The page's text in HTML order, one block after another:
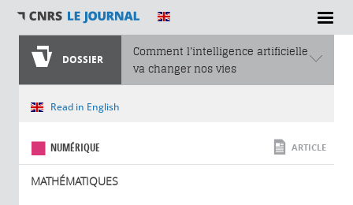
SECTIONS
DOSSIER
Comment l’intelligence artificielle
va changer nos vies
Vous êtes ici
Read in English
NUMÉRIQUE
MATHÉMATIQUES
ARTICLE